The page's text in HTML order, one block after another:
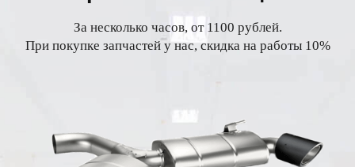
За несколько часов, от 1100 рублей.
При покупке запчастей у нас, скидка на работы 10%